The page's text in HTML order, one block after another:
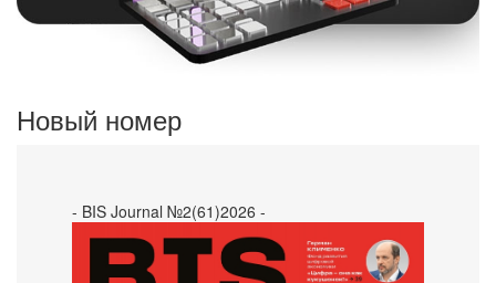
Новый номер
- BIS Journal №2(61)2026 -